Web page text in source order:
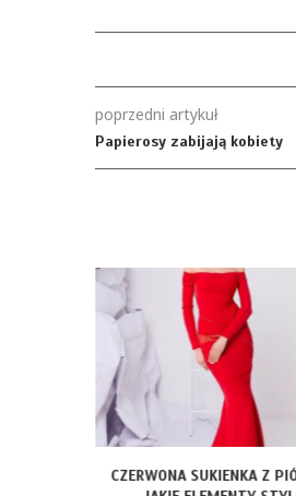
poprzedni artykuł
Papierosy zabijają kobiety
CZERWONA SUKIENKA Z